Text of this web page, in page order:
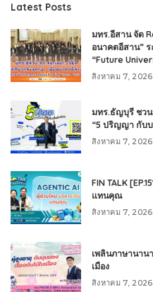
Latest Posts
มทร.อีสาน จัด
อนาคตอีสาน”
“Future
สิงหาคม 7, 2026
มทร.ธัญบุรี ชว
“5 ปริญญา กับบ
สิงหาคม 7, 2026
FIN TALK
แทนคุณ
สิงหาคม 7, 2026
เพลินภาษานาน
เมือง
สิงหาคม 7, 2026